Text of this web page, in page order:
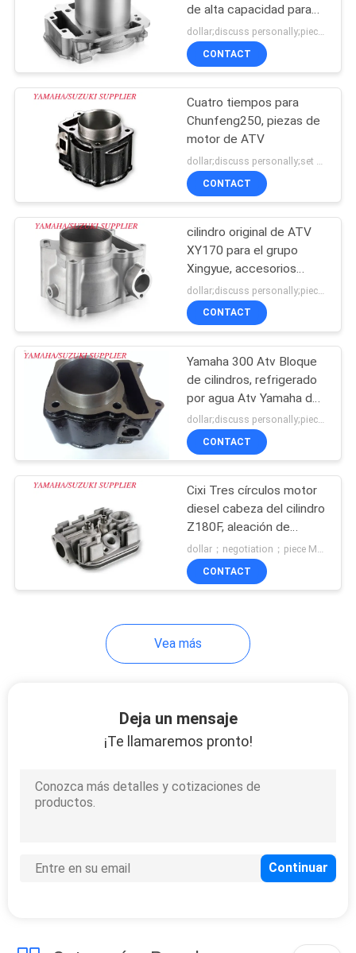
SITIO
PRIVACY
POLICY
de alta capacidad para
ATV para partes de
motor Liangzi
CONTACT
Cuatro tiempos para
Chunfeng250, piezas de
motor de ATV
CONTACT
cilindro original de ATV
XY170 para el grupo
Xingyue, accesorios
duraderos de ATV
CONTACT
Yamaha 300 Atv Bloque
de cilindros, refrigerado
por agua Atv Yamaha de
un solo cilindro
dollar;discuss personally;piece MOQ:Negociación
CONTACT
Cixi Tres círculos motor
diesel cabeza del cilindro
Z180F, aleación de
aluminio cabeza del
cilindro del coche
dollar；negotiation；piece MOQ:Negociación
CONTACT
Vea más
Deja un mensaje
¡Te llamaremos pronto!